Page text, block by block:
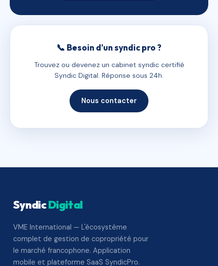
📞 Besoin d'un syndic pro ?
Trouvez ou devenez un cabinet syndic certifié
Syndic Digital. Réponse sous 24h.
Nous contacter
SyndicDigital
VME International — L'écosystème
complet de gestion de copropriété pour
le marché francophone. Application
mobile et plateforme SaaS SyndicPro.